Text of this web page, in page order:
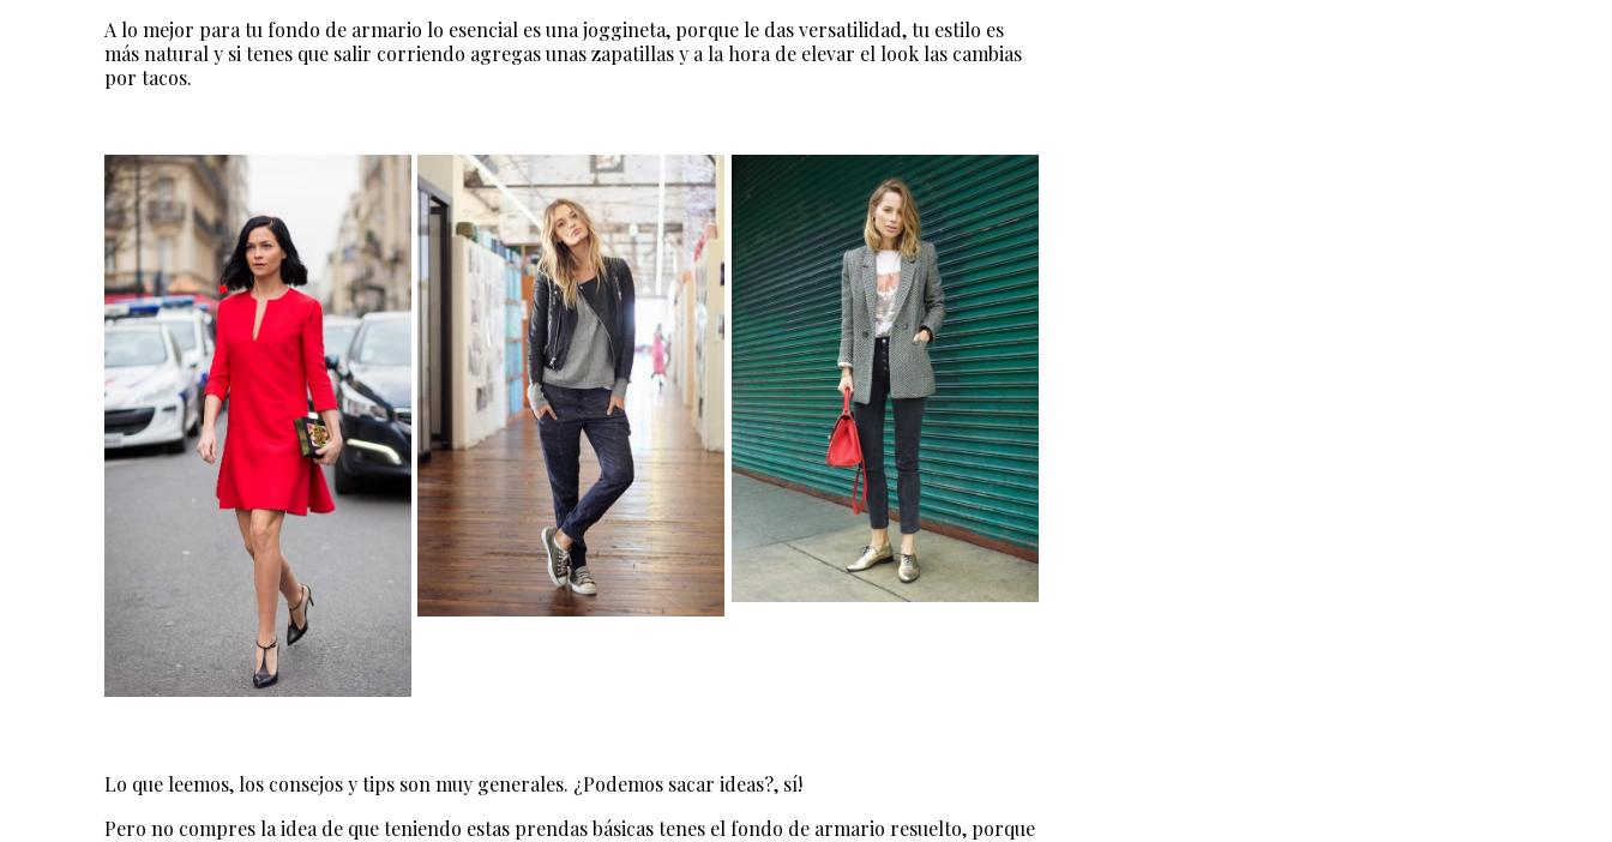
A lo mejor para tu fondo de armario lo esencial es una joggineta, porque le das versatilidad, tu estilo es
más natural y si tenes que salir corriendo agregas unas zapatillas y a la hora de elevar el look las cambias
por tacos.
Lo que leemos, los consejos y tips son muy generales. ¿Podemos sacar ideas?, sí!
Pero no compres la idea de que teniendo estas prendas básicas tenes el fondo de armario resuelto, porque